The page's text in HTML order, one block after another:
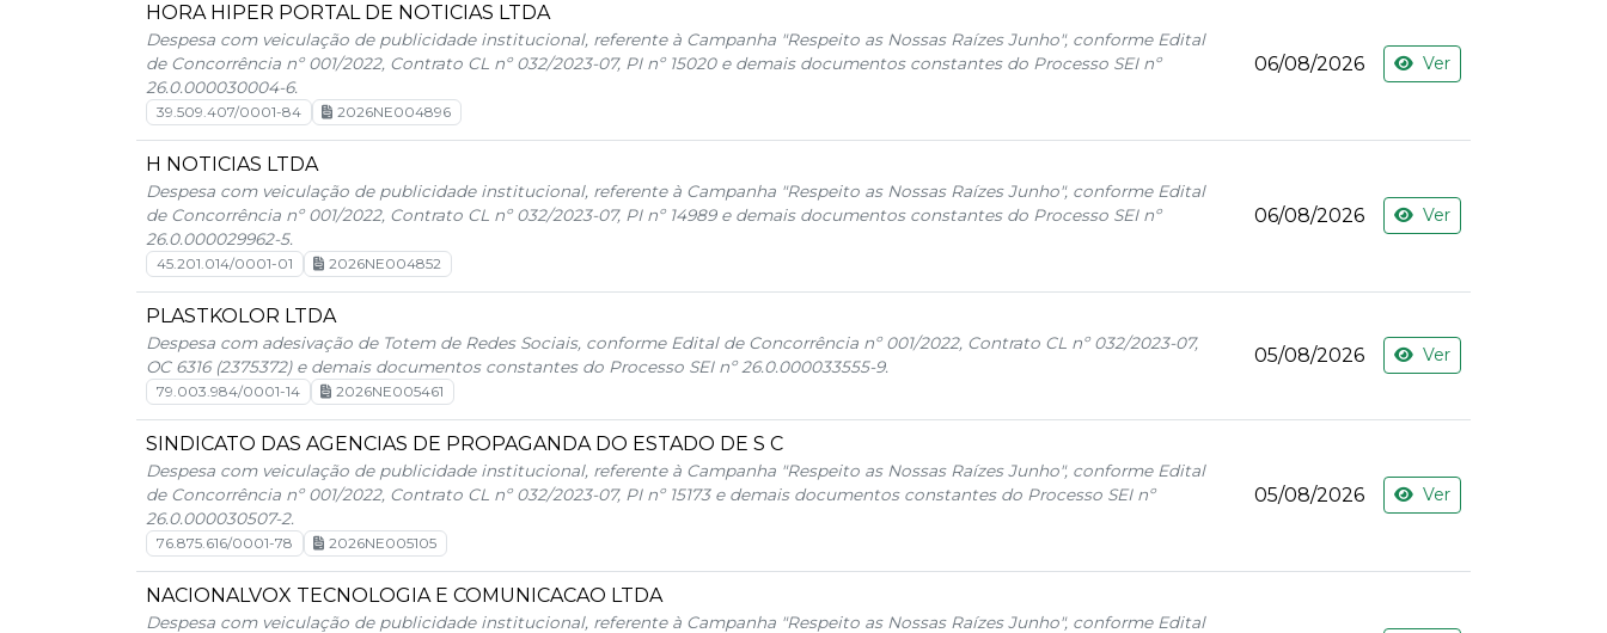
HORA HIPER PORTAL DE NOTICIAS LTDA
Despesa com veiculação de publicidade institucional, referente à Campanha "Respeito as Nossas Raízes Junho", conforme Edital
de Concorrência nº 001/2022, Contrato CL nº 032/2023-07, PI nº 15020 e demais documentos constantes do Processo SEI nº
26.0.000030004-6.
39.509.407/0001-84 2026NE004896
06/08/2026 Ver
H NOTICIAS LTDA
Despesa com veiculação de publicidade institucional, referente à Campanha "Respeito as Nossas Raízes Junho", conforme Edital
de Concorrência nº 001/2022, Contrato CL nº 032/2023-07, PI nº 14989 e demais documentos constantes do Processo SEI nº
26.0.000029962-5.
45.201.014/0001-01 2026NE004852
06/08/2026 Ver
PLASTKOLOR LTDA
Despesa com adesivação de Totem de Redes Sociais, conforme Edital de Concorrência nº 001/2022, Contrato CL nº 032/2023-07,
OC 6316 (2375372) e demais documentos constantes do Processo SEI nº 26.0.000033555-9.
79.003.984/0001-14 2026NE005461
05/08/2026 Ver
SINDICATO DAS AGENCIAS DE PROPAGANDA DO ESTADO DE S C
Despesa com veiculação de publicidade institucional, referente à Campanha "Respeito as Nossas Raízes Junho", conforme Edital
de Concorrência nº 001/2022, Contrato CL nº 032/2023-07, PI nº 15173 e demais documentos constantes do Processo SEI nº
26.0.000030507-2.
76.875.616/0001-78 2026NE005105
05/08/2026 Ver
NACIONALVOX TECNOLOGIA E COMUNICACAO LTDA
Despesa com veiculação de publicidade institucional, referente à Campanha "Respeito as Nossas Raízes Junho", conforme Edital